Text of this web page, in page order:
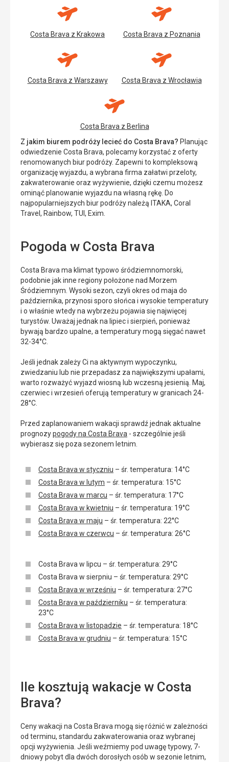
Costa Brava z Krakowa Costa Brava z Poznania
Costa Brava z Warszawy Costa Brava z Wrocławia
Costa Brava z Berlina
Z jakim biurem podróży lecieć do Costa Brava? Planując
odwiedzenie Costa Brava, polecamy korzystać z oferty
renomowanych biur podróży. Zapewni to kompleksową
organizację wyjazdu, a wybrana firma załatwi przeloty,
zakwaterowanie oraz wyżywienie, dzięki czemu możesz
ominąć planowanie wyjazdu na własną rękę. Do
najpopularniejszych biur podróży należą ITAKA, Coral
Travel, Rainbow, TUI, Exim.
Pogoda w Costa Brava
Costa Brava ma klimat typowo śródziemnomorski,
podobnie jak inne regiony położone nad Morzem
Śródziemnym. Wysoki sezon, czyli okres od maja do
października, przynosi sporo słońca i wysokie temperatury
i o właśnie wtedy na wybrzeżu pojawia się najwięcej
turystów. Uważaj jednak na lipiec i sierpień, ponieważ
bywają bardzo upalne, a temperatury mogą sięgać nawet
32-34°C.
Jeśli jednak zależy Ci na aktywnym wypoczynku,
zwiedzaniu lub nie przepadasz za największymi upałami,
warto rozważyć wyjazd wiosną lub wczesną jesienią. Maj,
czerwiec i wrzesień oferują temperatury w granicach 24-
28°C.
Przed zaplanowaniem wakacji sprawdź jednak aktualne
prognozypogody na Costa Brava - szczególnie jeśli
wybierasz się poza sezonem letnim.
Costa Brava w styczniu – śr. temperatura: 14°C
Costa Brava w lutym – śr. temperatura: 15°C
Costa Brava w marcu – śr. temperatura: 17°C
Costa Brava w kwietniu – śr. temperatura: 19°C
Costa Brava w maju – śr. temperatura: 22°C
Costa Brava w czerwcu – śr. temperatura: 26°C
Costa Brava w lipcu – śr. temperatura: 29°C
Costa Brava w sierpniu – śr. temperatura: 29°C
Costa Brava w wrześniu – śr. temperatura: 27°C
Costa Brava w październiku – śr. temperatura:
23°C
Costa Brava w listopadzie – śr. temperatura: 18°C
Costa Brava w grudniu – śr. temperatura: 15°C
Ile kosztują wakacje w Costa
Brava?
Ceny wakacji na Costa Brava mogą się różnić w zależności
od terminu, standardu zakwaterowania oraz wybranej
opcji wyżywienia. Jeśli weźmiemy pod uwagę typowy, 7-
dniowy pobyt dla dwóch dorosłych osób w sezonie letnim,